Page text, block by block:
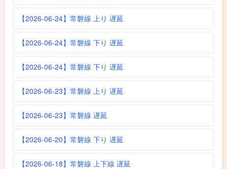
【2026-06-24】常磐線 上り 遅延
【2026-06-24】常磐線 下り 遅延
【2026-06-24】常磐線 下り 遅延
【2026-06-23】常磐線 上り 遅延
【2026-06-23】常磐線 遅延
【2026-06-20】常磐線 下り 遅延
【2026-06-18】常磐線 上下線 遅延